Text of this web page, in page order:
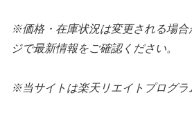
※価格・在庫状況は変更される場合
ジで最新情報をご確認ください。
※当サイトは楽天リエイトプログラ